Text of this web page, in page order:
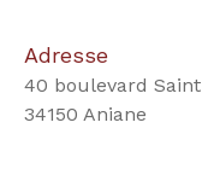
Adresse
40 boulevard
34150 Aniane